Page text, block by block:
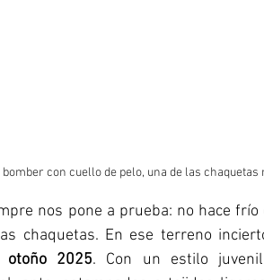
bomber con cuello de pelo, una de las
nos pone a prueba: no hace
otoño 2025. Con un estilo